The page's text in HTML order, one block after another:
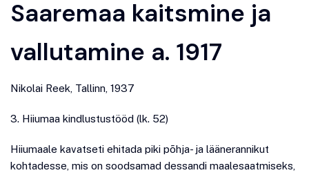
Saaremaa kaitsmine ja
vallutamine a. 1917
Nikolai Reek, Tallinn, 1937
3. Hiiumaa kindlustustööd (lk. 52)
Hiiumaale kavatseti ehitada piki põhja- ja läänerannikut
kohtadesse, mis on soodsamad dessandi maalesaatmiseks,